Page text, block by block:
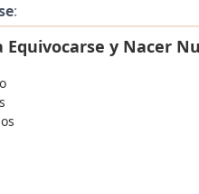
:
Equivocarse y Nacer